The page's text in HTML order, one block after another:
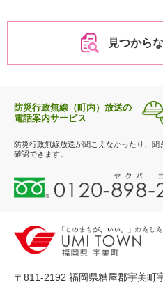
見つから
防災行政無線（町内）放送の
電話案内サービス
防災行政無線放送が聞こえなかったり、
確認できます。
0
1
-
8
〒811-2192 福岡県糟屋郡宇美町